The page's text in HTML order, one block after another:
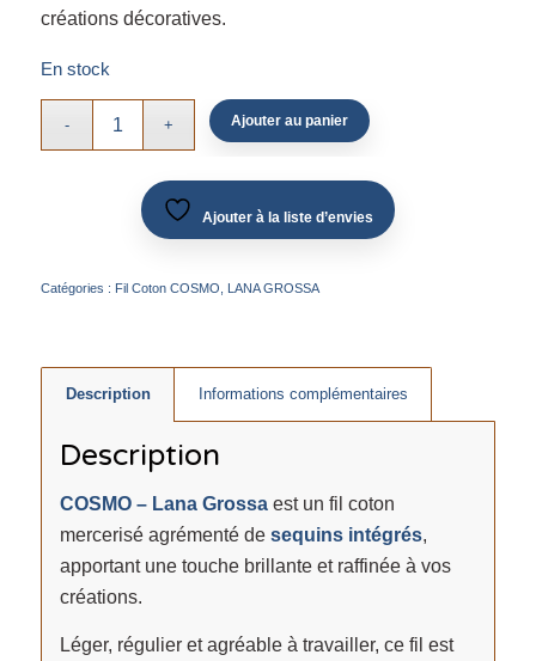
créations décoratives.
En stock
Ajouter au panier
Ajouter à la liste d’envies
Catégories : Fil Coton COSMO, LANA GROSSA
Description Informations complémentaires
Description
COSMO – Lana Grossaest un fil coton
mercerisé agrémenté de sequins intégrés,
apportant une touche brillante et raffinée à vos
créations.
Léger, régulier et agréable à travailler, ce fil est